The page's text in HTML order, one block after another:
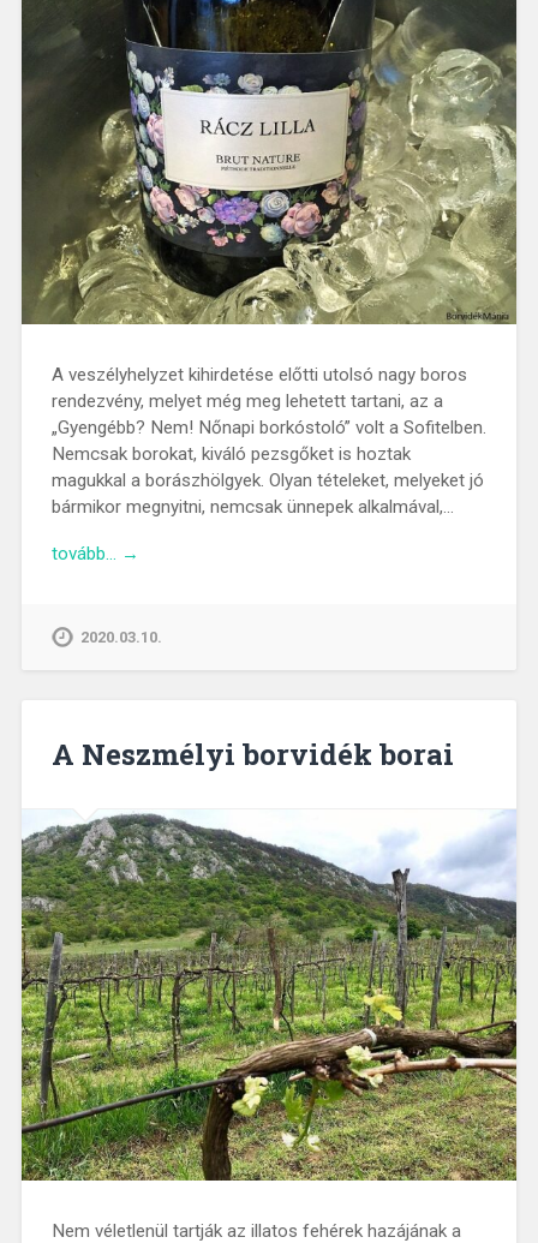
A veszélyhelyzet kihirdetése előtti utolsó nagy boros
rendezvény, melyet még meg lehetett tartani, az a
„Gyengébb? Nem! Nőnapi borkóstoló” volt a Sofitelben.
Nemcsak borokat, kiváló pezsgőket is hoztak
magukkal a borászhölgyek. Olyan tételeket, melyeket jó
bármikor megnyitni, nemcsak ünnepek alkalmával,…
tovább… →
2020.03.10.
A Neszmélyi borvidék borai
Nem véletlenül tartják az illatos fehérek hazájának a